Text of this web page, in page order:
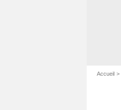
Accueil